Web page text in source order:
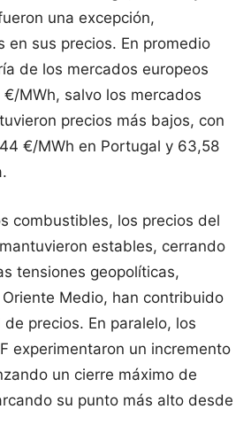
una excepción,
en sus precios. En promedio
de los mercados europeos
MWh, salvo los mercados
precios más bajos, con
€/MWh en Portugal y 63,58
combustibles, los precios del
estables, cerrando
tensiones geopolíticas,
Medio, han contribuido
precios. En paralelo, los
experimentaron un incremento
un cierre máximo de
su punto más alto desde